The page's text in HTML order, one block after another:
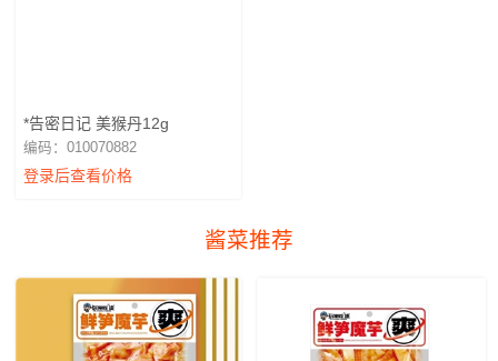
*告密日记 美猴丹12g
编码：010070882
登录后查看价格
酱菜推荐